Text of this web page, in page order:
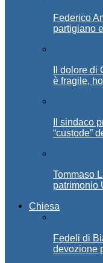
Federico
partigiano
Il dolore
è fragile,
Il sindaco
“custode”
Tommaso
patrimonio
Chiesa
Fedeli di
devozione